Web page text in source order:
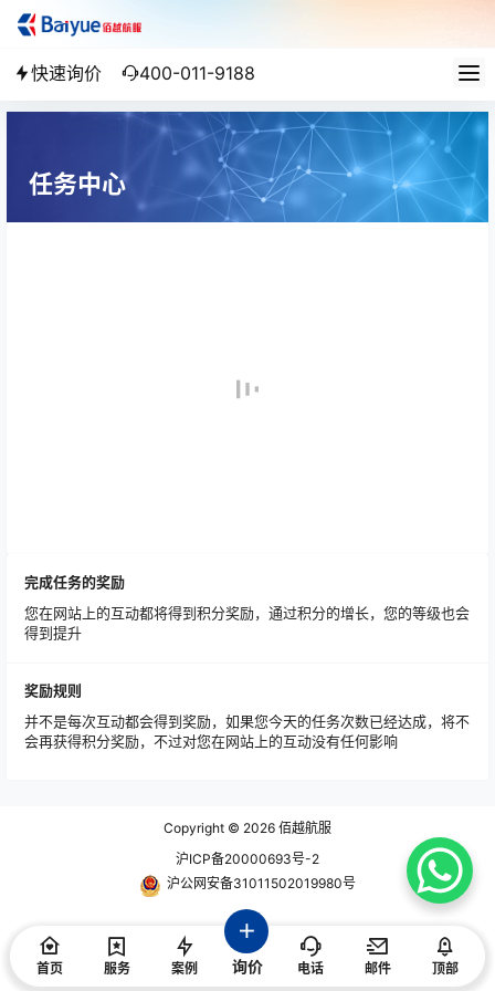
快速询价 400-011-9188
任务中心
完成任务的奖励
您在网站上的互动都将得到积分奖励，通过积分的增长，您的等级也会
得到提升
奖励规则
并不是每次互动都会得到奖励，如果您今天的任务次数已经达成，将不
会再获得积分奖励，不过对您在网站上的互动没有任何影响
Copyright © 2026 佰越航服
沪ICP备20000693号-2
沪公网安备31011502019980号
首页 服务 案例 询价 电话 邮件 顶部